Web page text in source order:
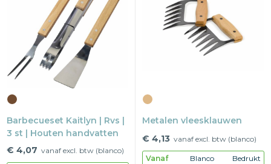
Barbecueset Kaitlyn | Rvs |
3 st | Houten handvatten
€ 4,07 vanaf excl. btw (blanco)
Metalen vleesklauwen
€ 4,13 vanaf excl. btw (blanco)
Vanaf
Blanco
Bedrukt